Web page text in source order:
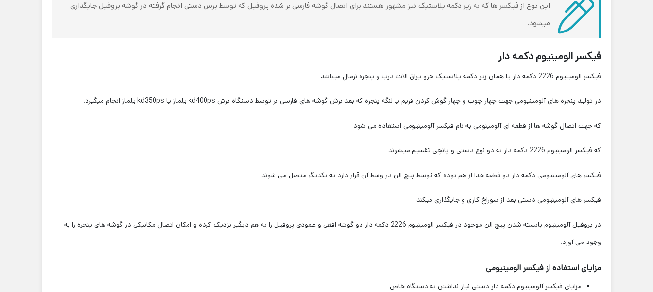
این نوع از فیکسر ها که به زیر دکمه پلاستیک نیز مشهور هستند برای اتصال گوشه فارسی بر شده پروفیل که توسط پرس دستی انجام گرفته در گوشه پروفیل جایگذاری
میشود.
فیکسر الومینیوم دکمه دار
فیکسر الومینیوم 2226 دکمه دار یا همان زیر دکمه پلاستیک جزو یراق الات درب و پنجره نرمال میباشد
در تولید پنجره های آلومینیومی جهت چهار چوب و چهار گوش کردن فریم یا لنگه پنجره که بعد برش گوشه های فارسی بر توسط دستگاه برش kd400ps یلماز یا kd350ps یلماز انجام میگیرد.
که جهت اتصال گوشه ها از قطعه ای آلومینومی به نام فیکسر آلومینیومی استفاده می شود
که فیکسر الومینیوم 2226 دکمه دار به دو نوع دستی و پانچی تقسیم میشوند
فیکسر های آلومینیومی دکمه دار دو قطعه جدا از هم بوده که توسط پیچ الن در وسط آن قرار دارد به یکدیگر متصل می شوند
فیکسر های آلومینیومی دستی بعد از سوراخ کاری و جایگذاری میکند
در پروفیل آلومینیوم بابسته شدن پیچ الن موجود در فیکسر الومینیوم 2226 دکمه دار دو گوشه افقی و عمودی پروفیل را به هم دیگیر نزدیک کرده و امکان اتصال مکانیکی در گوشه های پنجره را به
وجود می آورد.
مزایای استفاده از فیکسر الومینیومی
مزایای فیکسر آلومینیوم دکمه دار دستی نیاز نداشتن به دستگاه خاص